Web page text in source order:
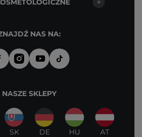
NAS NA:
NASZE SKLEPY
SK DE HU AT